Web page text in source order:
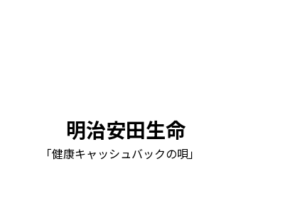
明治安田生命
「健康キャッシュバックの唄」